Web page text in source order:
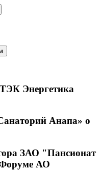
Энергетика
Анапа» о
ЗАО "Пансионат
АО